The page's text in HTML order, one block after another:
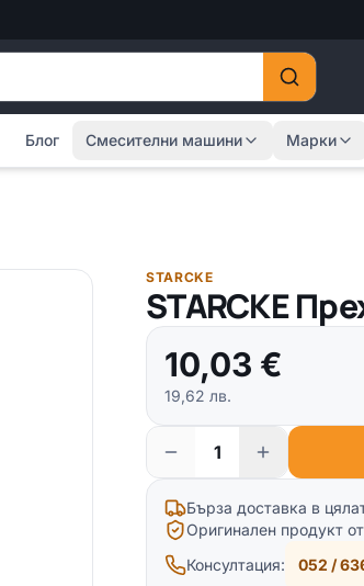
Блог Смесителни машини Марки
STARCKE
STARCKE
10,03 €
19,62 лв.
Бърза доставка в
Оригинален продукт
Консултация:
052 /